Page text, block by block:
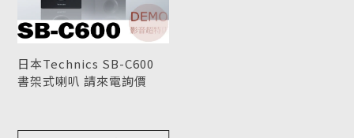
日本Technics SB-C600
書架式喇叭 請來電詢價